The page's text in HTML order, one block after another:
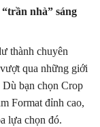
nhà” sáng
thành chuyên
qua những giới
Dù bạn chọn Crop
Format đỉnh cao,
lựa chọn đó.